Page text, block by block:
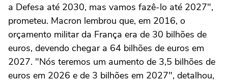
a Defesa até 2030, mas vamos fazê-lo até 2027",
prometeu. Macron lembrou que, em 2016, o
orçamento militar da França era de 30 bilhões de
euros, devendo chegar a 64 bilhões de euros em
2027. "Nós teremos um aumento de 3,5 bilhões de
euros em 2026 e de 3 bilhões em 2027", detalhou,